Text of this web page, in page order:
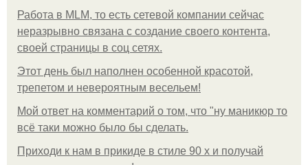
Работа в MLM, то есть сетевой компании сейчас
неразрывно связана с создание своего контента,
своей страницы в соц сетях.
Этот день был наполнен особенной красотой,
трепетом и невероятным весельем!
Мой ответ на комментарий о том, что "ну маникюр то
всё таки можно было бы сделать.
Приходи к нам в прикиде в стиле 90 х и получай